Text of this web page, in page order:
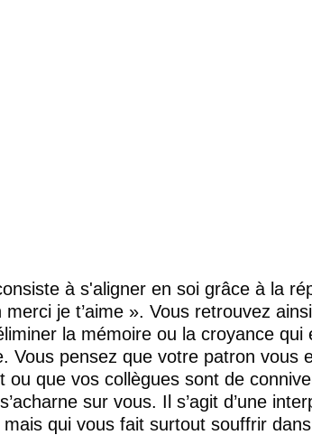
à s'aligner en soi grâce à la
merci je t’aime ». Vous retrouvez
la mémoire ou la croyance qui
Vous pensez que votre patron vous
ou que vos collègues sont de
sur vous. Il s’agit d’une
qui vous fait surtout souffrir dans